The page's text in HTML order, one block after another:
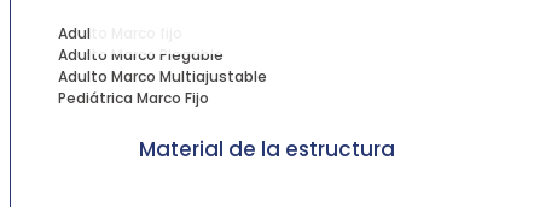
Adulto Marco fijo
Adulto Marco Plegable
Adulto Marco Multiajustable
Pediátrica Marco Fijo
Material de la estructura